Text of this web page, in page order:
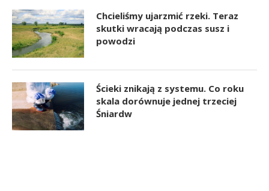
Chcieliśmy ujarzmić rzeki. Teraz
skutki wracają podczas susz i
powodzi
Ścieki znikają z systemu. Co roku
skala dorównuje jednej trzeciej
Śniardw